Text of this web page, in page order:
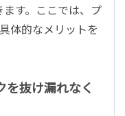
す。ここでは、プ
体的なメリットを
を抜け漏れなく